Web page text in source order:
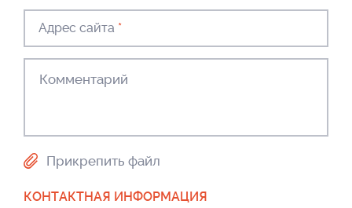
Адрес сайта *
Прикрепить файл
КОНТАКТНАЯ ИНФОРМАЦИЯ